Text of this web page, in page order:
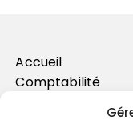
Accueil
Comptabilité